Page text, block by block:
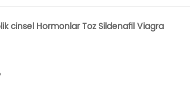
cinsel Hormonlar Toz Sildenafil Viagra